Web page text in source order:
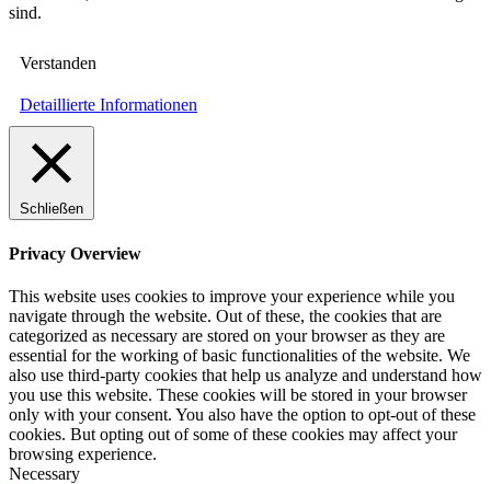
sind.
Verstanden
Detaillierte Informationen
Schließen
Privacy Overview
This website uses cookies to improve your experience while you
navigate through the website. Out of these, the cookies that are
categorized as necessary are stored on your browser as they are
essential for the working of basic functionalities of the website. We
also use third-party cookies that help us analyze and understand how
you use this website. These cookies will be stored in your browser
only with your consent. You also have the option to opt-out of these
cookies. But opting out of some of these cookies may affect your
browsing experience.
Necessary